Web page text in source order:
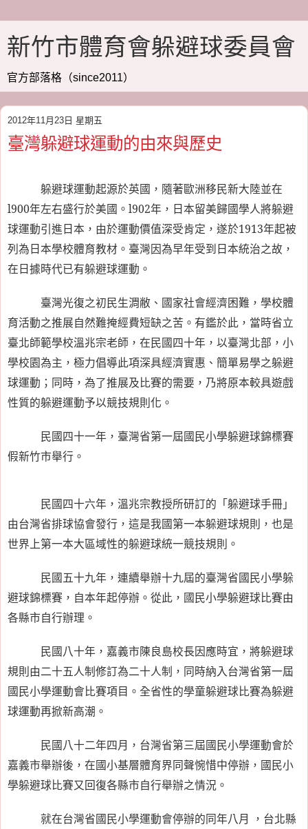
新竹市體育會躲避球委員會
官方部落格（since2011）
2012年11月23日 星期五
臺灣躲避球運動的由來與歷史
躲避球運動起源於英國，隨著歐洲移民新大陸並在
l900年左右盛行於美國。 l902年，日本留美歸國學人將躲避
球運動引進日本，由於運動價值深受肯定，遂於1913年起被
列為日本學校體育教材。臺灣因為早年受到日本統治之故，
在日據時代已有躲避球運動。
臺灣光復之初民生淍敝、國家社會經濟困難，學校體
育活動之推展自然難掩經費短缺之苦。有鑑於此，當時省立
臺北師範學校溫兆宗老師，在民國四十年，以臺灣北部，小
學校園為主，極力倡導此項深具經濟實惠、簡單易學之躲避
球運動；同時，為了推展及比賽的需要，乃將原本較具遊戲
性質的躲避運動予以競技規則化。
民國四十一年，臺灣省第一屆國民小學躲避球錦標賽
假新竹市舉行。
民國四十六年，溫兆宗教授所研訂的「躲避球手冊」
由台灣省排球協會發行，這是我國第一本躲避球規則，也是
世界上第一本大區域性的躲避球統一競技規則。
民國五十九年，連續舉辦十九屆的臺灣省國民小學躲
避球錦標賽，自本年起停辦。從此，國民小學躲避球比賽由
各縣市自行辦理。
民國八十年，嘉義市陳良島校長因應時宜，將躲避球
規則由二十五人制修訂為二十人制，同時納入台灣省第一屆
國民小學運動會比賽項目。全省性的學童躲避球比賽為躲避
球運動再掀新高潮。
民國八十二年四月，台灣省第三屆國民小學運動會於
嘉義市舉辦後，在國小基層體育界同聲惋惜中停辦，國民小
學躲避球比賽又回復各縣市自行舉辦之情況。
就在台灣省國民小學運動會停辦的同年八月 ，台北縣